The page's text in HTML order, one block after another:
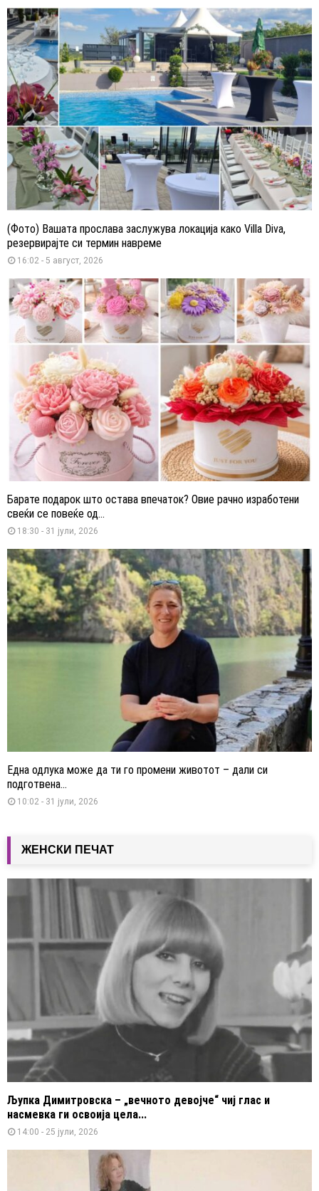
(Фото) Вашата прослава заслужува локација како Villa Diva,
резервирајте си термин навреме
16:02 - 5 август, 2026
Барате подарок што остава впечаток? Овие рачно изработени
свеќи се повеќе од...
18:30 - 31 јули, 2026
Една одлука може да ти го промени животот – дали си
подготвена...
10:02 - 31 јули, 2026
ЖЕНСКИ ПЕЧАТ
Љупка Димитровска – „вечното девојче“ чиј глас и
насмевка ги освоија цела...
14:00 - 25 јули, 2026